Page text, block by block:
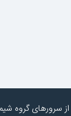
از سرورهای گروه